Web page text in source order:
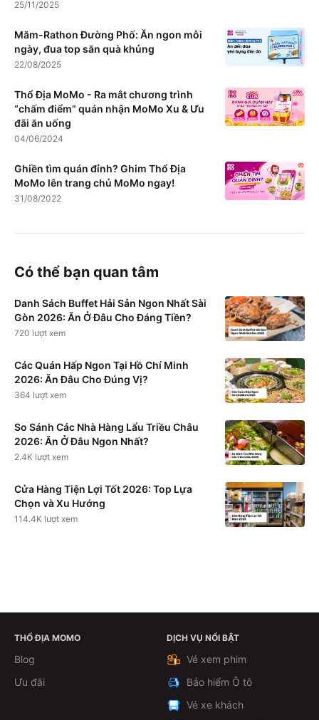
25/11/2025
Măm-Rathon Đường Phố: Ăn ngon mỗi
ngày, đua top săn quà khủng
22/08/2025
Thổ Địa MoMo - Ra mắt chương trình
“chấm điểm” quán nhận MoMo Xu & Ưu
đãi ăn uống
04/06/2024
Ghiền tìm quán đỉnh? Ghim Thổ Địa
MoMo lên trang chủ MoMo ngay!
31/08/2022
Có thể bạn quan tâm
Danh Sách Buffet Hải Sản Ngon Nhất Sài
Gòn 2026: Ăn Ở Đâu Cho Đáng Tiền?
720 lượt xem
Các Quán Hấp Ngon Tại Hồ Chí Minh
2026: Ăn Đâu Cho Đúng Vị?
364 lượt xem
So Sánh Các Nhà Hàng Lẩu Triều Châu
2026: Ăn Ở Đâu Ngon Nhất?
2.4K lượt xem
Cửa Hàng Tiện Lợi Tốt 2026: Top Lựa
Chọn và Xu Hướng
114.4K lượt xem
Xem chi tiết
THỔ ĐỊA MOMO
Blog
Ưu đãi
DỊCH VỤ NỔI BẬT
Vé xem phim
Bảo hiểm Ô tô
Vé xe khách